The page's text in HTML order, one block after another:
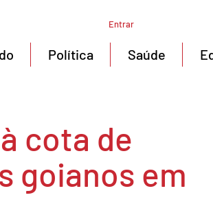
Entrar
Política Saúde
cota de
goianos em